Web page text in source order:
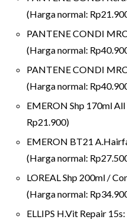
(Harga normal:
PANTENE CONDI
(Harga normal:
PANTENE CONDI
(Harga normal:
EMERON Shp 170ml
Rp21.900)
EMERON BT21
(Harga normal:
LOREAL Shp 200ml /
(Harga normal:
ELLIPS H.Vit Repair